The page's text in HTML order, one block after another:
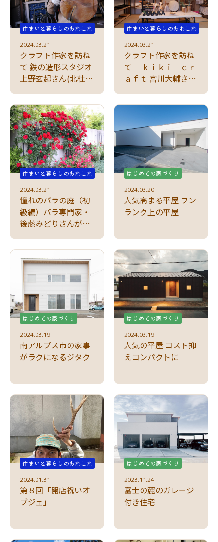
住まいと暮らしのあれこれ
2024.03.21
クラフト作家を訪ね
て 鉄の造形スタジオ
上野玄起さん(北杜
住まいと暮らしのあれこれ
2024.03.21
クラフト作家を訪ね
て ｋｉｋｉ ｃｒ
ａｆｔ 宮川大輔さん
住まいと暮らしのあれこれ
2024.03.21
憧れのバラの庭（初
級編）バラ専門家・
後藤みどりさんがア
はじめての家づくり
2024.03.20
人気高まる平屋 ワン
ランク上の平屋
はじめての家づくり
2024.03.19
南アルプス市の家事
がラクになるジタク
はじめての家づくり
2024.03.19
人気の平屋 コスト抑
えコンパクトに
住まいと暮らしのあれこれ
2024.01.31
第８回「開店祝いオ
ブジェ」
はじめての家づくり
2023.11.24
富士の麓のガレージ
付き住宅